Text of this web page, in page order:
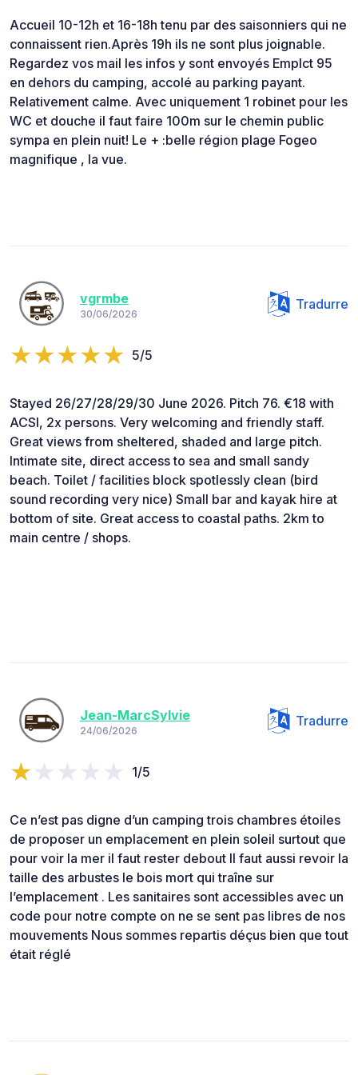
Accueil 10-12h et 16-18h tenu par des saisonniers qui ne
connaissent rien.Après 19h ils ne sont plus joignable.
Regardez vos mail les infos y sont envoyés Emplct 95
en dehors du camping, accolé au parking payant.
Relativement calme. Avec uniquement 1 robinet pour les
WC et douche il faut faire 100m sur le chemin public
sympa en plein nuit! Le + :belle région plage Fogeo
magnifique , la vue.
vgrmbe
30/06/2026
Tradurre
5/5
Stayed 26/27/28/29/30 June 2026. Pitch 76. €18 with
ACSI, 2x persons. Very welcoming and friendly staff.
Great views from sheltered, shaded and large pitch.
Intimate site, direct access to sea and small sandy
beach. Toilet / facilities block spotlessly clean (bird
sound recording very nice) Small bar and kayak hire at
bottom of site. Great access to coastal paths. 2km to
main centre / shops.
Jean-MarcSylvie
24/06/2026
Tradurre
1/5
Ce n’est pas digne d’un camping trois chambres étoiles
de proposer un emplacement en plein soleil surtout que
pour voir la mer il faut rester debout Il faut aussi revoir la
taille des arbustes le bois mort qui traîne sur
l’emplacement . Les sanitaires sont accessibles avec un
code pour notre compte on ne se sent pas libres de nos
mouvements Nous sommes repartis déçus bien que tout
était réglé